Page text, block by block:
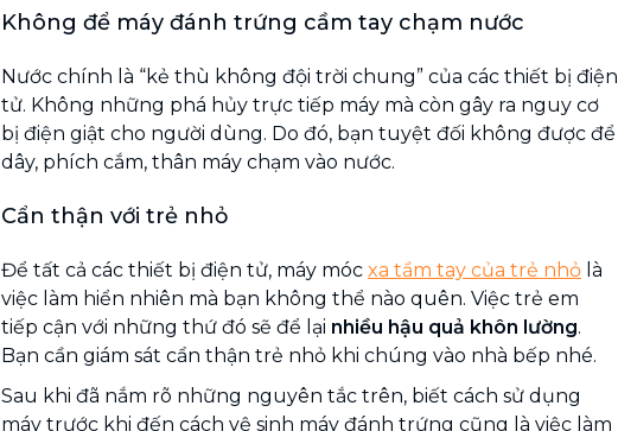
Không để máy đánh trứng cầm tay chạm nước
Nước chính là “kẻ thù không đội trời chung” của các thiết bị điện
tử. Không những phá hủy trực tiếp máy mà còn gây ra nguy cơ
bị điện giật cho người dùng. Do đó, bạn tuyệt đối không được để
dây, phích cắm, thân máy chạm vào nước.
Cẩn thận với trẻ nhỏ
Để tất cả các thiết bị điện tử, máy móc xa tầm tay của trẻ nhỏ là
việc làm hiển nhiên mà bạn không thể nào quên. Việc trẻ em
tiếp cận với những thứ đó sẽ để lại nhiều hậu quả khôn lường.
Bạn cần giám sát cẩn thận trẻ nhỏ khi chúng vào nhà bếp nhé.
Sau khi đã nắm rõ những nguyên tắc trên, biết cách sử dụng
máy trước khi đến cách vệ sinh máy đánh trứng cũng là việc làm